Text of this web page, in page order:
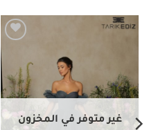
Add to
wishlist
غير متوفر في المخزون